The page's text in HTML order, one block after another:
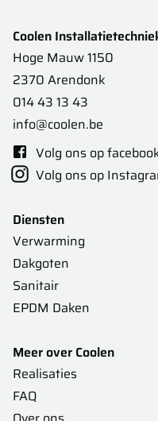
Coolen
Hoge Mauw 1150
2370 Arendonk
014 43 13 43
info@coolen.be
Volg ons op
Volg ons op
Diensten
Verwarming
Dakgoten
Sanitair
EPDM Daken
Meer over Coolen
Realisaties
FAQ